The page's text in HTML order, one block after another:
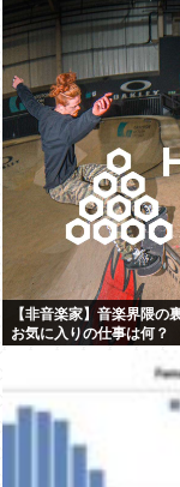
【非音楽家】音楽界隈
お気に入りの仕事は何？